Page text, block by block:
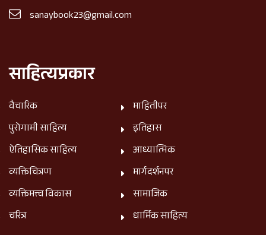
sanaybook23@gmail.com
साहित्यप्रकार
वैचारिक
पुरोगामी साहित्य
ऐतिहासिक साहित्य
व्यक्तिचित्रण
व्यक्तिमत्त्व विकास
चरित्र
माहितीपर
इतिहास
आध्यात्मिक
मार्गदर्शनपर
सामाजिक
धार्मिक साहित्य